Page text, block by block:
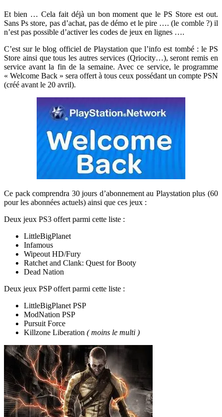
Et bien … Cela fait déjà un bon moment que le PS Store est out.
Sans Ps store, pas d’achat, pas de démo et le pire …. (le comble ?) il
n’est pas possible d’activer les codes de jeux en lignes ….
C’est sur le blog officiel de Playstation que l’info est tombé : le PS
Store ainsi que tous les autres services (Qriocity…), seront remis en
service avant la fin de la semaine. Avec ce service, le programme
« Welcome Back » sera offert à tous ceux possédant un compte PSN
(créé avant le 20 avril).
Ce pack comprendra 30 jours d’abonnement au Playstation plus (60
pour les abonnées actuels) ainsi que ces jeux :
Deux jeux PS3 offert parmi cette liste :
LittleBigPlanet
Infamous
Wipeout HD/Fury
Ratchet and Clank: Quest for Booty
Dead Nation
Deux jeux PSP offert parmi cette liste :
LittleBigPlanet PSP
ModNation PSP
Pursuit Force
Killzone Liberation ( moins le multi )